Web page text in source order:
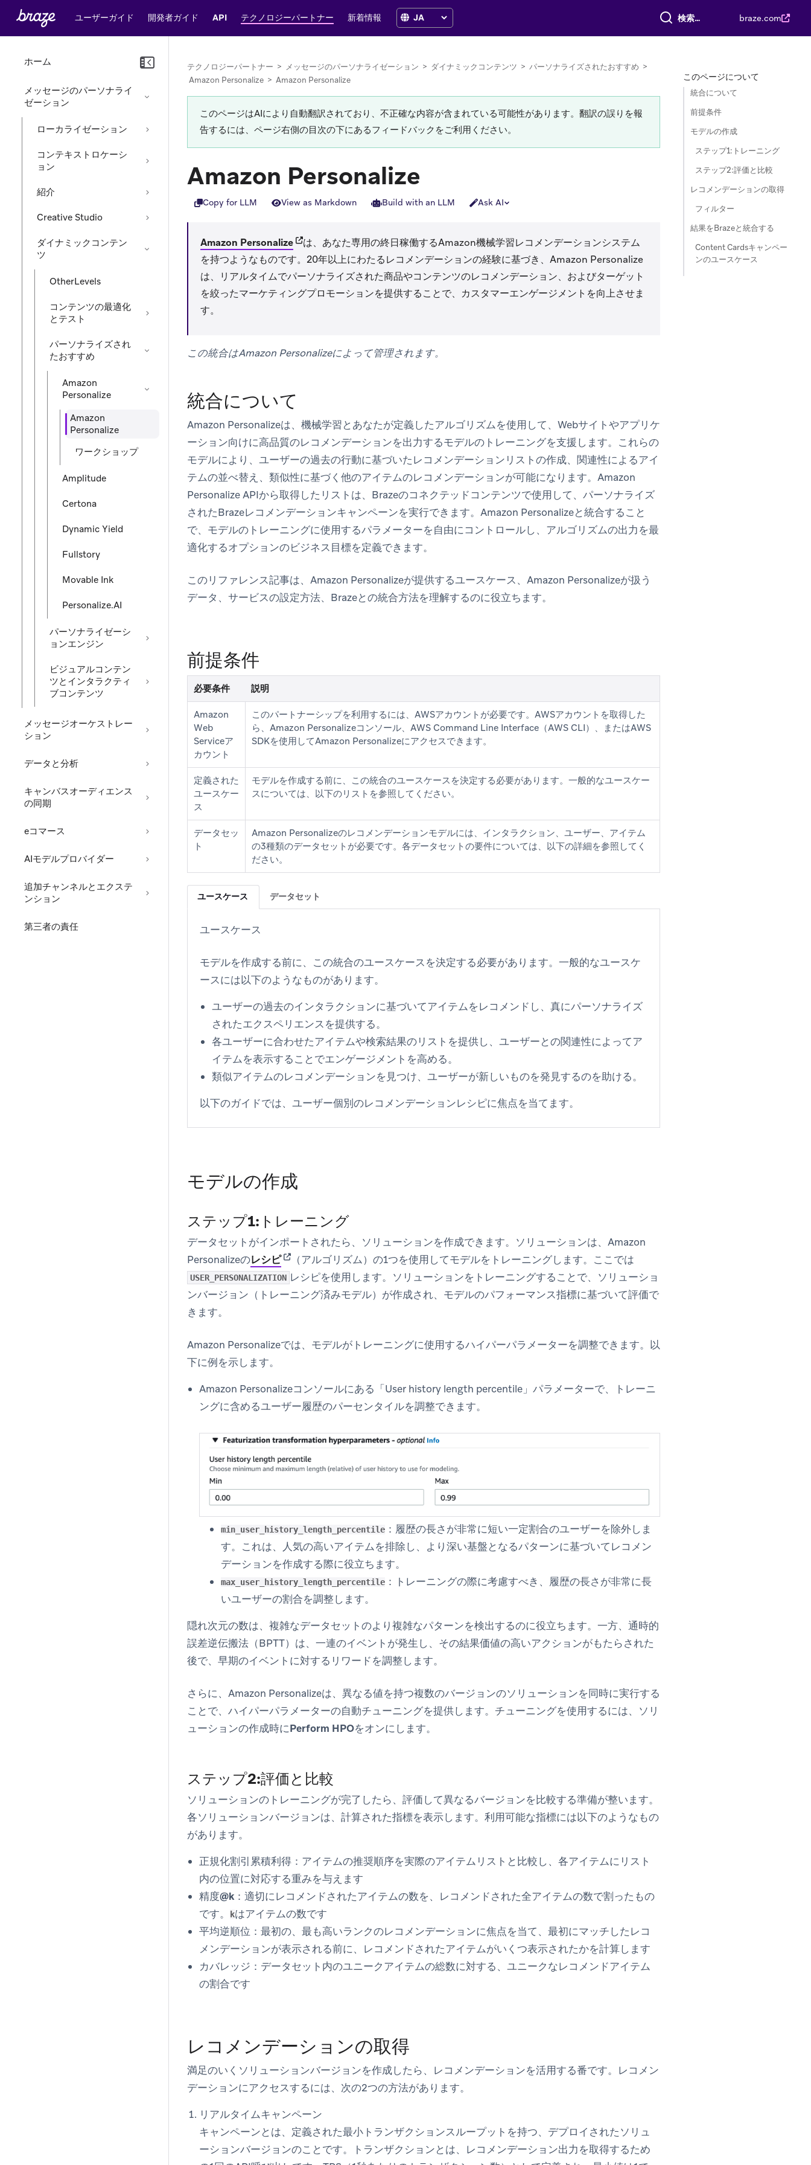
ユーザーガイド 開発者ガイド API テクノロジーパートナー 新着情報 すべて検索 braze.com
ホーム
メッセージのパーソナライ
ゼーション
ローカライゼーション
コンテキストロケーシ
ョン
紹介
Creative Studio
ダイナミックコンテン
ツ
OtherLevels
コンテンツの最適化
とテスト
パーソナライズされ
たおすすめ
Amazon
Personalize
Amazon
Personalize
ワークショップ
Amplitude
Certona
Dynamic Yield
Fullstory
Movable Ink
Personalize.AI
パーソナライゼーシ
ョンエンジン
ビジュアルコンテン
ツとインタラクティ
ブコンテンツ
メッセージオーケストレー
ション
データと分析
キャンバスオーディエンス
の同期
eコマース
AIモデルプロバイダー
追加チャンネルとエクステ
ンション
第三者の責任
テクノロジーパートナー > メッセージのパーソナライゼーション > ダイナミックコンテンツ > パーソナライズされたおすすめ >
Amazon Personalize > Amazon Personalize
このページはAIにより自動翻訳されており、不正確な内容が含まれている可能性があります。翻訳の誤りを報
告するには、ページ右側の目次の下にあるフィードバックをご利用ください。
Amazon Personalize
Copy for LLM View as Markdown Build with an LLM Ask AI
Amazon Personalize(opens in new tab)
は、あなた専用の終日稼働するAmazon機械学習レコメンデーションシステム
を持つようなものです。20年以上にわたるレコメンデーションの経験に基づき、Amazon Personalize
は、リアルタイムでパーソナライズされた商品やコンテンツのレコメンデーション、およびターゲット
を絞ったマーケティングプロモーションを提供することで、カスタマーエンゲージメントを向上させま
す。
この統合はAmazon Personalizeによって管理されます。
統合について
Amazon Personalizeは、機械学習とあなたが定義したアルゴリズムを使用して、Webサイトやアプリケ
ーション向けに高品質のレコメンデーションを出力するモデルのトレーニングを支援します。これらの
モデルにより、ユーザーの過去の行動に基づいたレコメンデーションリストの作成、関連性によるアイ
テムの並べ替え、類似性に基づく他のアイテムのレコメンデーションが可能になります。Amazon
Personalize APIから取得したリストは、Brazeのコネクテッドコンテンツで使用して、パーソナライズ
されたBrazeレコメンデーションキャンペーンを実行できます。Amazon Personalizeと統合すること
で、モデルのトレーニングに使用するパラメーターを自由にコントロールし、アルゴリズムの出力を最
適化するオプションのビジネス目標を定義できます。
このリファレンス記事は、Amazon Personalizeが提供するユースケース、Amazon Personalizeが扱う
データ、サービスの設定方法、Brazeとの統合方法を理解するのに役立ちます。
前提条件
必要条件 説明
Amazon
Web
Serviceア
カウント
このパートナーシップを利用するには、AWSアカウントが必要です。AWSアカウントを取得した
ら、Amazon Personalizeコンソール、AWS Command Line Interface（AWS CLI）、またはAWS
SDKを使用してAmazon Personalizeにアクセスできます。
定義された
ユースケー
ス
モデルを作成する前に、この統合のユースケースを決定する必要があります。一般的なユースケー
スについては、以下のリストを参照してください。
データセッ
ト
Amazon Personalizeのレコメンデーションモデルには、インタラクション、ユーザー、アイテム
の3種類のデータセットが必要です。各データセットの要件については、以下の詳細を参照してく
ださい。
ユースケース データセット
ユースケース
モデルを作成する前に、この統合のユースケースを決定する必要があります。一般的なユースケ
ースには以下のようなものがあります。
ユーザーの過去のインタラクションに基づいてアイテムをレコメンドし、真にパーソナライズ
されたエクスペリエンスを提供する。
各ユーザーに合わせたアイテムや検索結果のリストを提供し、ユーザーとの関連性によってア
イテムを表示することでエンゲージメントを高める。
類似アイテムのレコメンデーションを見つけ、ユーザーが新しいものを発見するのを助ける。
以下のガイドでは、ユーザー個別のレコメンデーションレシピに焦点を当てます。
モデルの作成
ステップ1:トレーニング
データセットがインポートされたら、ソリューションを作成できます。ソリューションは、Amazon
Personalizeのレシピ(opens in new tab)
（アルゴリズム）の1つを使用してモデルをトレーニングします。ここでは
USER_PERSONALIZATION レシピを使用します。ソリューションをトレーニングすることで、ソリューショ
ンバージョン（トレーニング済みモデル）が作成され、モデルのパフォーマンス指標に基づいて評価で
きます。
Amazon Personalizeでは、モデルがトレーニングに使用するハイパーパラメーターを調整できます。以
下に例を示します。
Amazon Personalizeコンソールにある「User history length percentile」パラメーターで、トレーニ
ングに含めるユーザー履歴のパーセンタイルを調整できます。
min_user_history_length_percentile ：履歴の長さが非常に短い一定割合のユーザーを除外しま
す。これは、人気の高いアイテムを排除し、より深い基盤となるパターンに基づいてレコメン
デーションを作成する際に役立ちます。
max_user_history_length_percentile ：トレーニングの際に考慮すべき、履歴の長さが非常に長
いユーザーの割合を調整します。
隠れ次元の数は、複雑なデータセットのより複雑なパターンを検出するのに役立ちます。一方、通時的
誤差逆伝搬法（BPTT）は、一連のイベントが発生し、その結果価値の高いアクションがもたらされた
後で、早期のイベントに対するリワードを調整します。
さらに、Amazon Personalizeは、異なる値を持つ複数のバージョンのソリューションを同時に実行する
ことで、ハイパーパラメーターの自動チューニングを提供します。チューニングを使用するには、ソリ
ューションの作成時にPerform HPOをオンにします。
ステップ2:評価と比較
ソリューションのトレーニングが完了したら、評価して異なるバージョンを比較する準備が整います。
各ソリューションバージョンは、計算された指標を表示します。利用可能な指標には以下のようなもの
があります。
正規化割引累積利得： アイテムの推奨順序を実際のアイテムリストと比較し、各アイテムにリスト
内の位置に対応する重みを与えます
精度@k： 適切にレコメンドされたアイテムの数を、レコメンドされた全アイテムの数で割ったもの
です。
kはアイテムの数です
平均逆順位： 最初の、最も高いランクのレコメンデーションに焦点を当て、最初にマッチしたレコ
メンデーションが表示される前に、レコメンドされたアイテムがいくつ表示されたかを計算します
カバレッジ： データセット内のユニークアイテムの総数に対する、ユニークなレコメンドアイテム
の割合です
レコメンデーションの取得
満足のいくソリューションバージョンを作成したら、レコメンデーションを活用する番です。レコメン
デーションにアクセスするには、次の2つの方法があります。
リアルタイムキャンペーン
キャンペーンとは、定義された最小トランザクションスループットを持つ、デプロイされたソリュ
ーションバージョンのことです。トランザクションとは、レコメンデーション出力を取得するため
このページについて
統合について
前提条件
モデルの作成
ステップ1:トレーニング
ステップ2:評価と比較
レコメンデーションの取得
フィルター
結果をBrazeと統合する
Content Cardsキャンペー
ンのユースケース